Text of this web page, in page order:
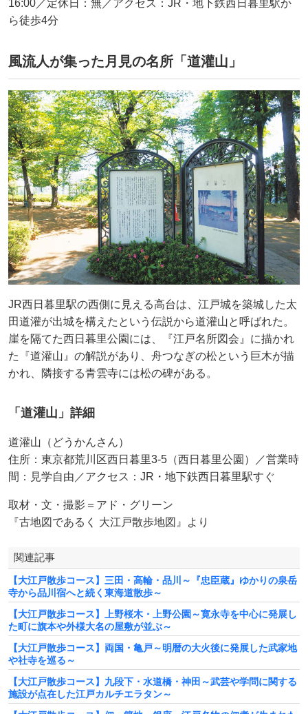
16:00／定休日：無／アクセス：JR・地下鉄西日暮里駅か
ら徒歩4分
風流人が集った月見の名所「道灌山」
JR西日暮里駅の西側に見える高台は、江戸城を築城した太
田道灌が出城を構えたという伝説から道灌山と呼ばれた。
崖を隔てた西日暮里公園には、『江戸名所図会』に描かれ
た『道灌山』の解説があり、舟つなぎの松という巨木が描
かれ、隣接する青雲寺には松の碑がある。
「道灌山」詳細
道灌山（どうかんさん）
住所：東京都荒川区西日暮里3-5（西日暮里公園）／営業時
間：見学自由／アクセス：JR・地下鉄西日暮里駅すぐ
取材・⽂・撮影＝アド・グリーン
『古地図であるく 大江戸散歩地図』より
関連記事
【大江戸散歩コース】三田・高輪・品川～『忠臣蔵』ゆかりの泉岳
寺から品川宿へと続く東海道散歩～
【大江戸散歩コース】上野桜木・上野公園～寛永寺を中心に発展し
た町に旗本や外様大名の屋敷が並ぶ～
【大江戸散歩コース】両国・亀戸～明暦の大火後に発展した武家地
や社寺を巡る～
【大江戸散歩コース】九段下・水道橋・神田～武芸や学問に関する
施設が点在した江戸カルチエラタン～